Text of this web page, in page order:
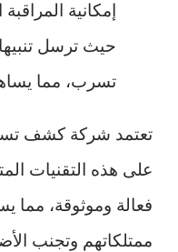
إمكانية
حيث ترسل
تسرب، مما
تعتمد شركة كشف
على هذه التقنيات
فعالة وموثوقة، مما
ممتلكاتهم وتجنب